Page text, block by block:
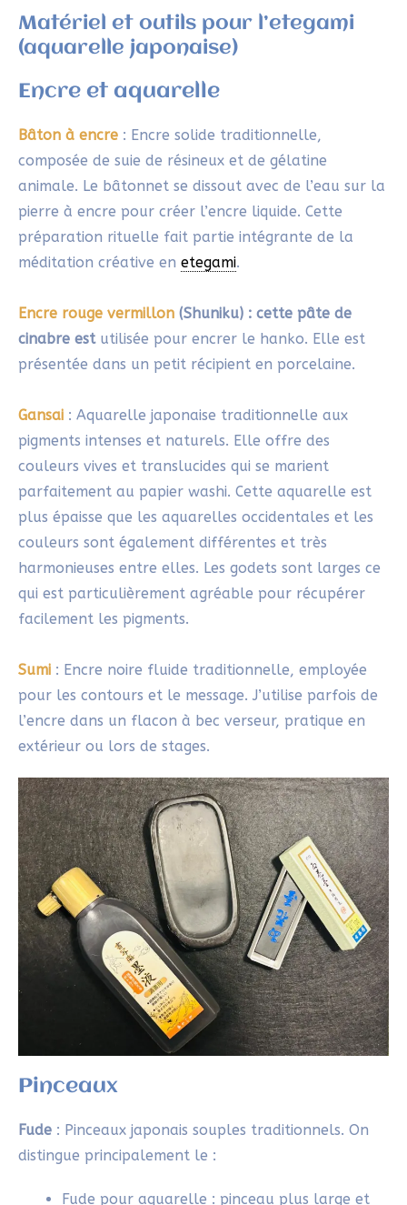
Accessoires complémentaires
: Étui traditionnel en bambou que
l’on enroule soigneusement pour protéger et
indispensable pour emporter son matériel lors des
promenades en plein air sans abîmer les poils des
Palette
: Support indispensable pour mélanger les
couleurs gansai. Privilégier une palette en
céramique : elle facilite l’étalement et le mélange
des couleurs. L’économie de couleurs étant une
philosophie de cet art, une petite palette
j’ai détournée des assiettes à escargots : elles ont,
en plus, des rebords hyper pratiques pour y poser
les pinceaux ! La palette de voyage proposée est
particulièrement pratique car munie d’un couvercle
multi-usages!
Pierre à encre(Suzuri)
: Surface traditionnelle
utilisée pour le broyage et la contention de l’encre.
Sa surface lisse permet de râper finement le bâton
d’encre solide, tandis que sa partie creuse retient
l’eau et l’encre mélangée. La pierre à encre fait
partie des « 4 trésors du lettré » avec le pinceau,
l’encre et le papier – les outils fondamentaux de
tout art calligraphique et pictural en Asie.
décorée, cet accessoire évite que les pinceaux ne
touche esthétique à l’espace de travailetegami.
Astuce pratique : si ton porte-pinceaux est en
céramique, il peut également servir de presse-